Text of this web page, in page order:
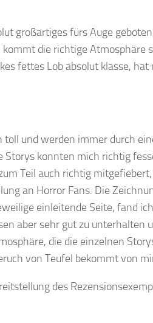
großartiges fürs Auge
die richtige Atmosphäre
fettes Lob absolut klasse,
und werden immer durch
konnten mich richtig
Teil auch richtig
an Horror Fans. Die
einleitende Seite, fand
aber sehr gut zu unterhalten
die die einzelnen
von Teufel bekommt von
des